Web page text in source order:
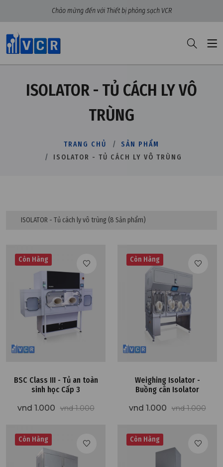
Chào mừng đến với Thiết bị phòng sạch VCR
ISOLATOR - TỦ CÁCH LY VÔ
TRÙNG
TRANG CHỦ
SẢN PHẨM
ISOLATOR - TỦ CÁCH LY VÔ TRÙNG
ISOLATOR - Tủ cách ly vô trùng (8 Sản phẩm)
Còn Hàng
BSC Class III - Tủ an toàn
sinh học Cấp 3
vnd 1.000 vnd 1.000
Còn Hàng
Weighing Isolator -
Buồng cân Isolator
vnd 1.000 vnd 1.000
Còn Hàng Còn Hàng